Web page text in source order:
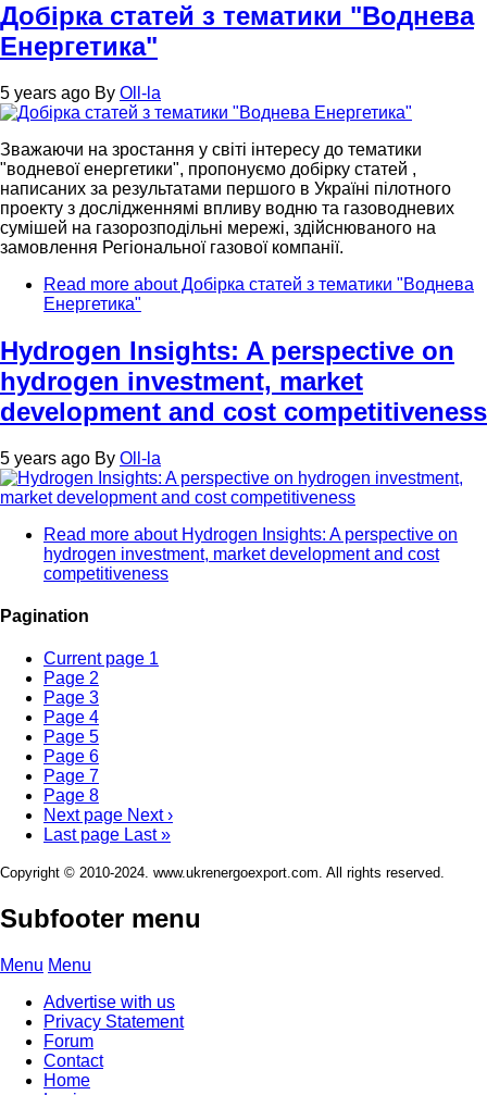
Добірка статей з тематики "Воднева
Енергетика"
5 years ago By Oll-la
Зважаючи на зростання у світі інтересу до тематики
"водневої енергетики", пропонуємо добірку статей ,
написаних за результатами першого в Україні пілотного
проекту з дослідженнямі впливу водню та газоводневих
сумішей на газорозподільні мережі, здійснюваного на
замовлення Регіональної газової компанії.
Read more about Добірка статей з тематики "Воднева
Енергетика"
Hydrogen Insights: A perspective on
hydrogen investment, market
development and cost competitiveness
5 years ago By Oll-la
Read more about Hydrogen Insights: A perspective on
hydrogen investment, market development and cost
competitiveness
Pagination
Current page 1
Page 2
Page 3
Page 4
Page 5
Page 6
Page 7
Page 8
Next page Next ›
Last page Last »
Copyright © 2010-2024. www.ukrenergoexport.com. All rights reserved.
Subfooter menu
Menu Menu
Advertise with us
Privacy Statement
Forum
Contact
Home